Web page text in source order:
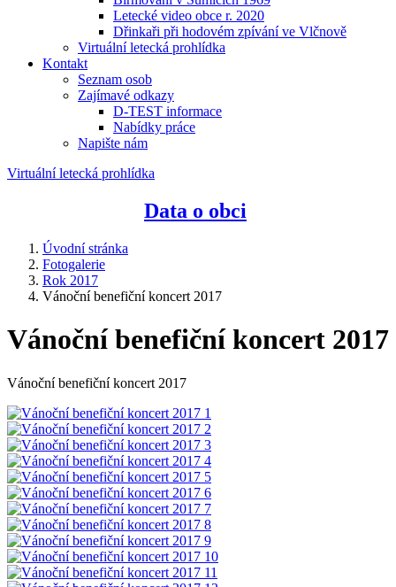
Letecké video obce r. 2020
Dřinkaři při hodovém zpívání ve Vlčnově
Virtuální letecká prohlídka
Kontakt
Seznam osob
Zajímavé odkazy
D-TEST informace
Nabídky práce
Napište nám
Virtuální letecká prohlídka
Data o obci
Úvodní stránka
Fotogalerie
Rok 2017
Vánoční benefiční koncert 2017
Vánoční benefiční koncert 2017
Vánoční benefiční koncert 2017